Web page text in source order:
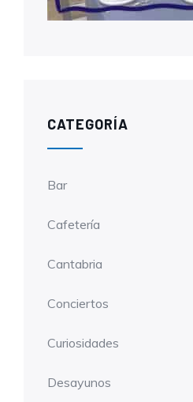
CATEGORÍA
Bar
Cafetería
Cantabria
Conciertos
Curiosidades
Desayunos